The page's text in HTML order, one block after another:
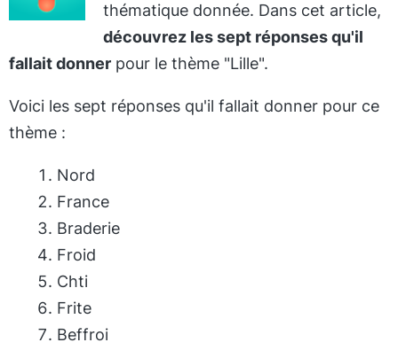
thématique donnée. Dans cet article,
découvrez les sept réponses qu'il
fallait donner pour le thème "Lille".
Voici les sept réponses qu'il fallait donner pour ce
thème :
Nord
France
Braderie
Froid
Chti
Frite
Beffroi